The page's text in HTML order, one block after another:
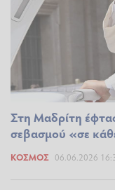
Στη Μαδρίτη
σεβασμού «σε
ΚΌΣΜΟΣ 06.06.2026